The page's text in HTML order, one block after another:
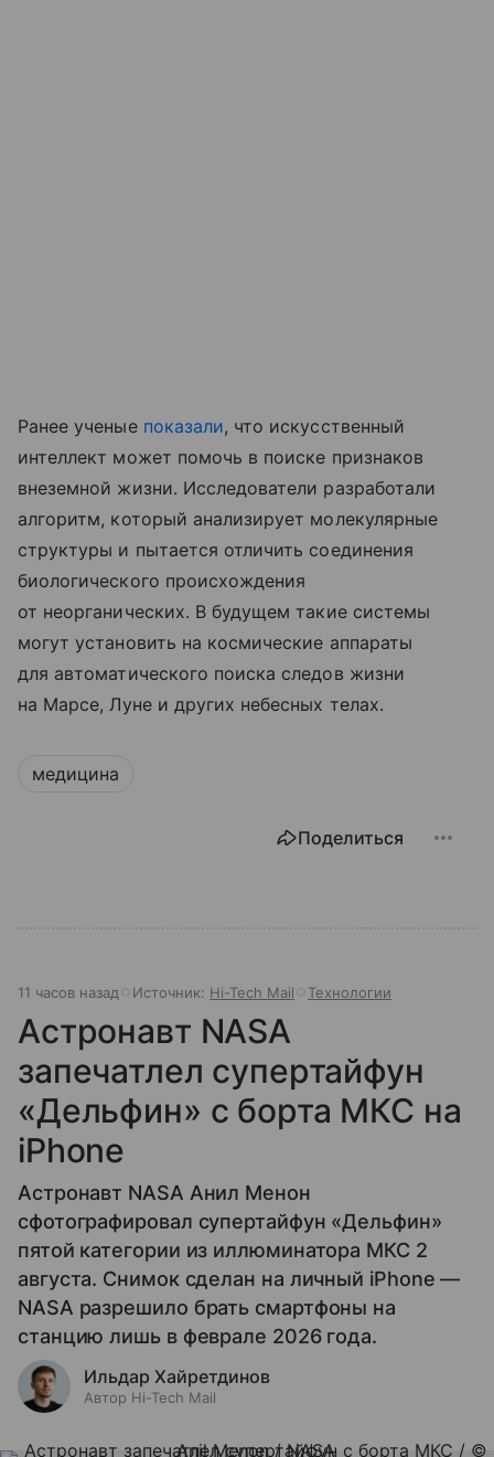
Ранее ученые показали, что искусственный
интеллект может помочь в поиске признаков
внеземной жизни. Исследователи разработали
алгоритм, который анализирует молекулярные
структуры и пытается отличить соединения
биологического происхождения
от неорганических. В будущем такие системы
могут установить на космические аппараты
для автоматического поиска следов жизни
на Марсе, Луне и других небесных телах.
медицина
Поделиться
11 часов назад Источник: Hi-Tech Mail Технологии
Астронавт NASA
запечатлел супертайфун
«Дельфин» с борта МКС на
iPhone
Астронавт NASA Анил Менон
сфотографировал супертайфун «Дельфин»
пятой категории из иллюминатора МКС 2
августа. Снимок сделан на личный iPhone —
NASA разрешило брать смартфоны на
станцию лишь в феврале 2026 года.
Ильдар Хайретдинов
Автор Hi-Tech Mail